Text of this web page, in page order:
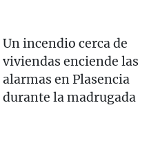
Un incendio cerca de
viviendas enciende las
alarmas en Plasencia
durante la madrugada